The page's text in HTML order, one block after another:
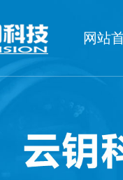
网站